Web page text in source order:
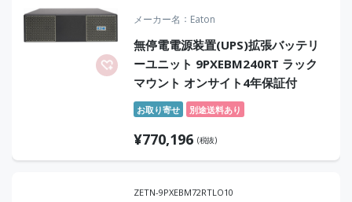
メーカー名 Eaton
無停電電源装置(UPS)拡張バッテリ
ーユニット 9PXEBM240RT ラック
マウント オンサイト4年保証付
お取り寄せ 別途送料あり
¥770,196 (税抜)
ZETN-9PXEBM72RTLO10